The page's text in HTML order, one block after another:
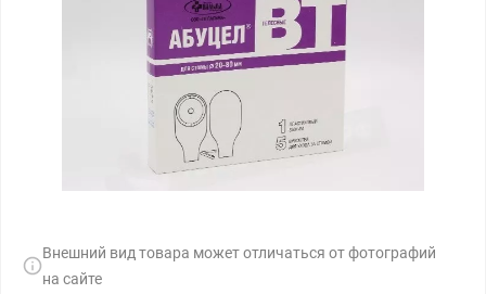
Внешний вид товара может отличаться от фотографий
на сайте